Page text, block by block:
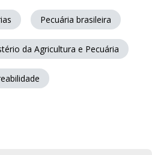
Pecuária brasileira
da Agricultura e Pecuária